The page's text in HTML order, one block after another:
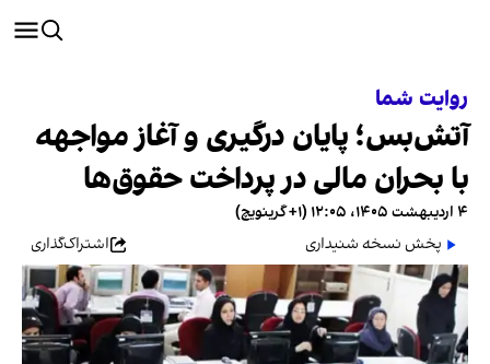
روایت شما
آتش‌بس؛ پایان درگیری و آغاز مواجهه
با بحران مالی در پرداخت حقوق‌ها
۴ اردیبهشت ۱۴۰۵، ۱۲:۰۵ (‎+۱ گرینویچ)
پخش نسخه شنیداری
اشتراک‌گذاری